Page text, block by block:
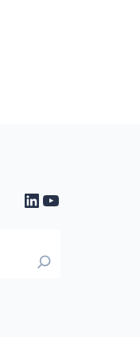
LinkedIn
YouTube